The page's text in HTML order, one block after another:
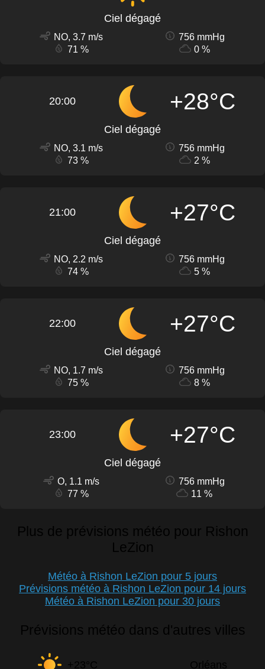
Ciel dégagé
NO, 3.7 m/s
756 mmHg
71 %
0 %
20:00 +28°C
Ciel dégagé
NO, 3.1 m/s
756 mmHg
73 %
2 %
21:00 +27°C
Ciel dégagé
NO, 2.2 m/s
756 mmHg
74 %
5 %
22:00 +27°C
Ciel dégagé
NO, 1.7 m/s
756 mmHg
75 %
8 %
23:00 +27°C
Ciel dégagé
O, 1.1 m/s
756 mmHg
77 %
11 %
Plus de prévisions météo pour Rishon
LeZion
Météo à Rishon LeZion pour 5 jours
Prévisions météo à Rishon LeZion pour 14 jours
Météo à Rishon LeZion pour 30 jours
Prévisions météo dans d'autres villes
+23°C
Orléans